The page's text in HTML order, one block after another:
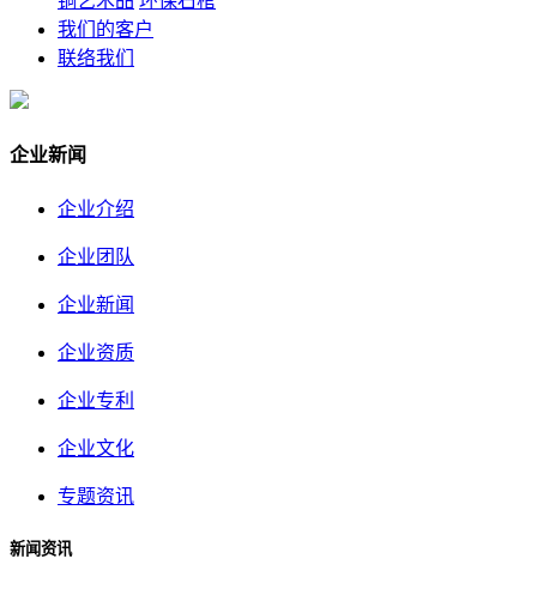
我们的客户
联络我们
企业新闻
企业介绍
企业团队
企业新闻
企业资质
企业专利
企业文化
专题资讯
新闻资讯